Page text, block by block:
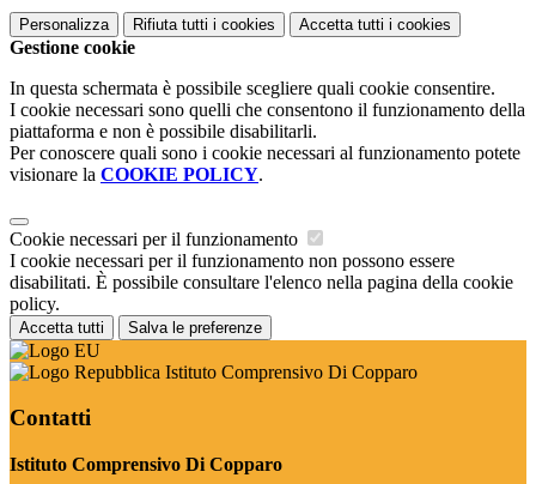
Personalizza Rifiuta tutti i cookies Accetta tutti i cookies
Gestione cookie
In questa schermata è possibile scegliere quali cookie consentire.
I cookie necessari sono quelli che consentono il funzionamento della
piattaforma e non è possibile disabilitarli.
Per conoscere quali sono i cookie necessari al funzionamento potete
visionare la COOKIE POLICY.
Cookie necessari per il funzionamento
I cookie necessari per il funzionamento non possono essere
disabilitati. È possibile consultare l'elenco nella pagina della cookie
policy.
Accetta tutti Salva le preferenze
Istituto Comprensivo Di Copparo
Contatti
Istituto Comprensivo Di Copparo